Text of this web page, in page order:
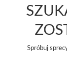
Spróbuj